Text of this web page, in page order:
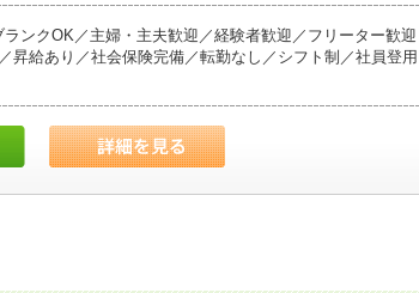
請求や入出金の管理。
管理、給与計算、社会保険の手続き、備品管理など。
ンクOK／主婦・主夫歓迎／経験者歓迎／フリーター歓迎
昇給あり／社会保険完備／転勤なし／シフト制／社員登用